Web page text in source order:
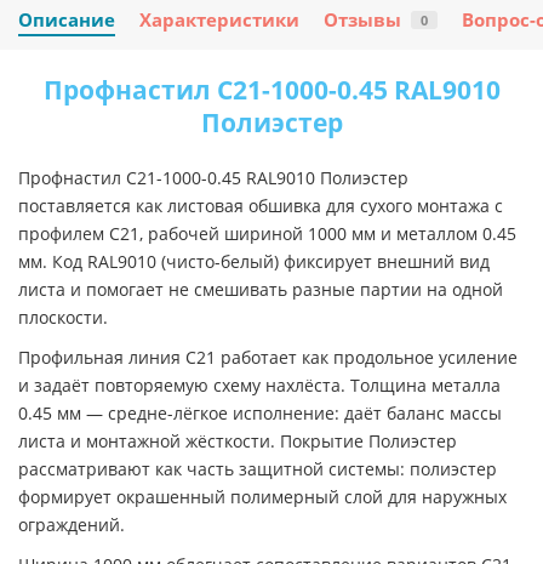
Описание Характеристики Отзывы 0 Вопрос-
Профнастил C21-1000-0.45 RAL9010
Полиэстер
Профнастил C21-1000-0.45 RAL9010 Полиэстер
поставляется как листовая обшивка для сухого монтажа с
профилем C21, рабочей шириной 1000 мм и металлом 0.45
мм. Код RAL9010 (чисто-белый) фиксирует внешний вид
листа и помогает не смешивать разные партии на одной
плоскости.
Профильная линия C21 работает как продольное усиление
и задаёт повторяемую схему нахлёста. Толщина металла
0.45 мм — средне-лёгкое исполнение: даёт баланс массы
листа и монтажной жёсткости. Покрытие Полиэстер
рассматривают как часть защитной системы: полиэстер
формирует окрашенный полимерный слой для наружных
ограждений.